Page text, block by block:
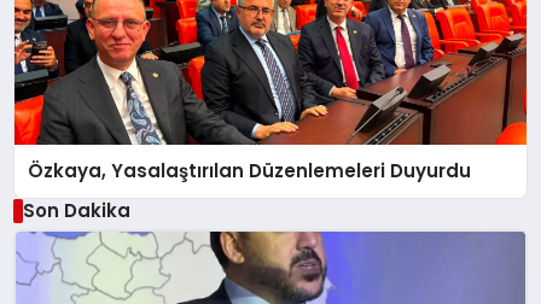
Özkaya, Yasalaştırılan Düzenlemeleri Duyurdu
Son Dakika